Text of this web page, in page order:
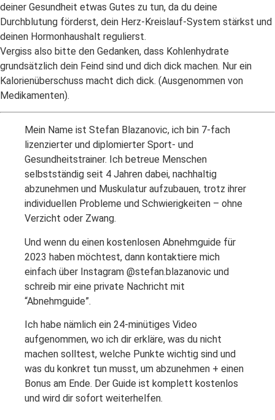
deiner Gesundheit etwas Gutes zu tun, da du deine
Durchblutung förderst, dein Herz-Kreislauf-System stärkst und
deinen Hormonhaushalt regulierst.
Vergiss also bitte den Gedanken, dass Kohlenhydrate
grundsätzlich dein Feind sind und dich dick machen. Nur ein
Kalorienüberschuss macht dich dick. (Ausgenommen von
Medikamenten).
Mein Name ist Stefan Blazanovic, ich bin 7-fach
lizenzierter und diplomierter Sport- und
Gesundheitstrainer. Ich betreue Menschen
selbstständig seit 4 Jahren dabei, nachhaltig
abzunehmen und Muskulatur aufzubauen, trotz ihrer
individuellen Probleme und Schwierigkeiten – ohne
Verzicht oder Zwang.
Und wenn du einen kostenlosen Abnehmguide für
2023 haben möchtest, dann kontaktiere mich
einfach über Instagram @stefan.blazanovic und
schreib mir eine private Nachricht mit
“Abnehmguide”.
Ich habe nämlich ein 24-minütiges Video
aufgenommen, wo ich dir erkläre, was du nicht
machen solltest, welche Punkte wichtig sind und
was du konkret tun musst, um abzunehmen + einen
Bonus am Ende. Der Guide ist komplett kostenlos
und wird dir sofort weiterhelfen.